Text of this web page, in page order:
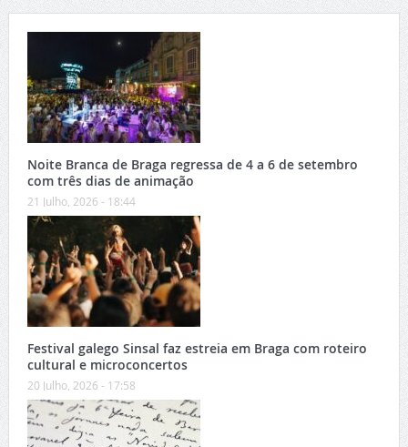
Noite Branca de Braga regressa de 4 a 6 de setembro
com três dias de animação
21 Julho, 2026 - 18:44
Festival galego Sinsal faz estreia em Braga com roteiro
cultural e microconcertos
20 Julho, 2026 - 17:58